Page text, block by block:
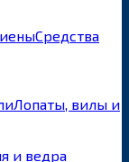
Средства
Лопаты, вилы и